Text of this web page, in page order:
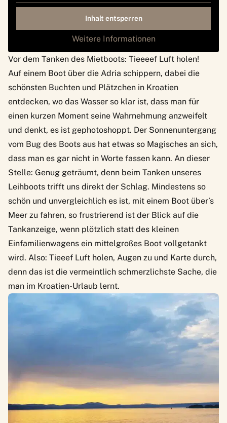
Inhalt entsperren
Weitere Informationen
Vor dem Tanken des Mietboots: Tieeeef Luft holen!
Auf einem Boot über die Adria schippern, dabei die
schönsten Buchten und Plätzchen in Kroatien
entdecken, wo das Wasser so klar ist, dass man für
einen kurzen Moment seine Wahrnehmung anzweifelt
und denkt, es ist gephotoshoppt. Der Sonnenuntergang
vom Bug des Boots aus hat etwas so Magisches an sich,
dass man es gar nicht in Worte fassen kann. An dieser
Stelle: Genug geträumt, denn beim Tanken unseres
Leihboots trifft uns direkt der Schlag. Mindestens so
schön und unvergleichlich es ist, mit einem Boot über’s
Meer zu fahren, so frustrierend ist der Blick auf die
Tankanzeige, wenn plötzlich statt des kleinen
Einfamilienwagens ein mittelgroßes Boot vollgetankt
wird. Also: Tieeef Luft holen, Augen zu und Karte durch,
denn das ist die vermeintlich schmerzlichste Sache, die
man im Kroatien-Urlaub lernt.